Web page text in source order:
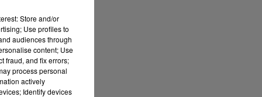
Store and/or
Use profiles to
audiences through
content; Use
fraud, and fix errors;
process personal
actively
Identify devices